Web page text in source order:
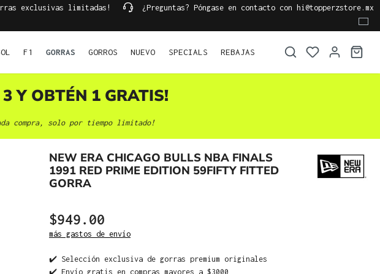
exclusivas limitadas! ¿Preguntas? Póngase en contacto con hi@topperzstore.mx
F1 GORRAS GORROS NUEVO SPECIALS REBAJAS
Y OBTÉN 1 GRATIS!
compra, solo por tiempo limitado!
NEW ERA CHICAGO BULLS NBA FINALS
1991 RED PRIME EDITION 59FIFTY FITTED
GORRA
$949.00
más gastos de envío
✔️ Selección exclusiva de gorras premium originales
✔️ Envío gratis en compras mayores a $3000